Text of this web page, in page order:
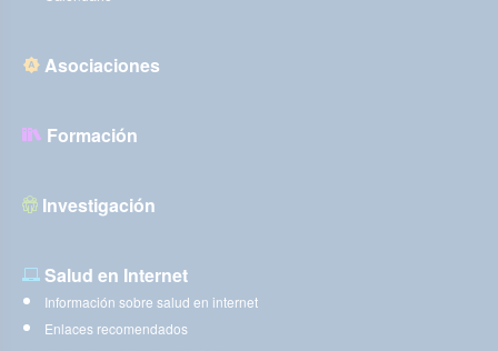
Asociaciones
Formación
Investigación
Salud en Internet
Información sobre salud en internet
Enlaces recomendados